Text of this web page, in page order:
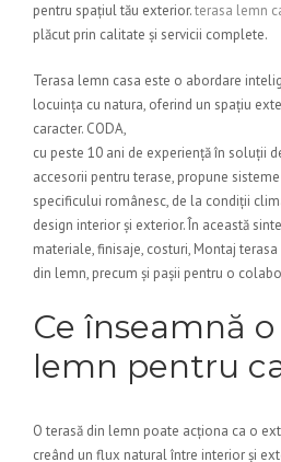
pentru spațiul tău exterior.terasa lemn
plăcut prin calitate și servicii complete.
Terasa lemn casa este o abordare
locuința cu natura, oferind un spațiu
caracter. CODA,
cu peste 10 ani de experiență în soluții
accesorii pentru terase, propune
specificului românesc, de la condiții
design interior și exterior. În această
materiale, finisaje, costuri, Montaj
din lemn, precum și pașii pentru o
Ce înseamnă
lemn pentru
O terasă din lemn poate acționa ca o
creând un flux natural între interior și